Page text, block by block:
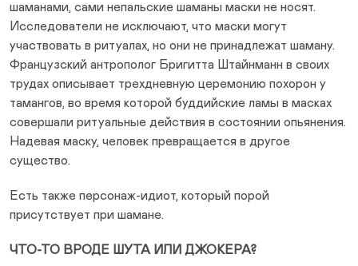
шаманами, сами непальские шаманы маски не носят.
Исследователи не исключают, что маски могут
участвовать в ритуалах, но они не принадлежат шаману.
Французский антрополог Бригитта Штайнманн в своих
трудах описывает трехдневную церемонию похорон у
тамангов, во время которой буддийские ламы в масках
совершали ритуальные действия в состоянии опьянения.
Надевая маску, человек превращается в другое
существо.
Есть также персонаж-идиот, который порой
присутствует при шамане.
ЧТО-ТО ВРОДЕ ШУТА ИЛИ ДЖОКЕРА?